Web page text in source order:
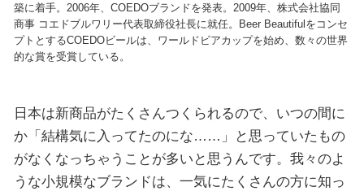
築に着手。2006年、COEDOブランドを発表。2009年、株式会社協同
商事 コエドブルワリー代表取締役社長に就任。Beer Beautifulをコンセ
プトとするCOEDOビールは、ワールドビアカップを始め、数々の世界
的な賞を受賞している。
日本は新商品がたくさんつくられるので、いつの間に
か「結構気に入ってたのにな……」と思っていたもの
がなくなっちゃうことが多いと思うんです。我々のよ
うな小規模なブランドは、一気にたくさんの方に知っ